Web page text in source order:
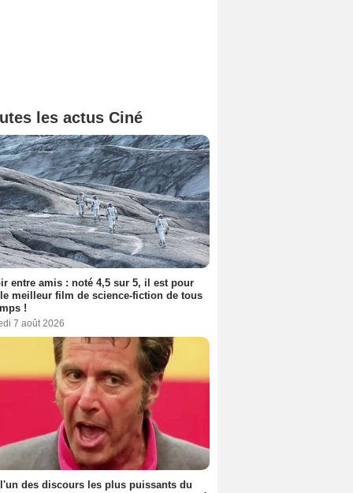
les actus Ciné
entre amis : noté 4,5 sur 5, il est pour
meilleur film de science-fiction de tous
!
7 août 2026
des discours les plus puissants du